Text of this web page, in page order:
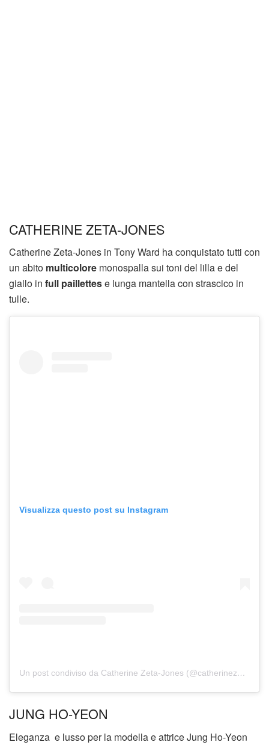
CATHERINE ZETA-JONES
Catherine Zeta-Jones in Tony Ward ha conquistato tutti con
un abito multicolore monospalla sui toni del lilla e del
giallo in full paillettese lunga mantella con strascico in
tulle.
Visualizza questo post su Instagram
Un post condiviso da Catherine Zeta-Jones (@catherinezetajones)
JUNG HO-YEON
Eleganza e lusso per la modella e attrice Jung Ho-Yeon